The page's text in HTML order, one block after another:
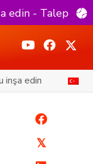
edin - Talep
inşa edin
𝕏